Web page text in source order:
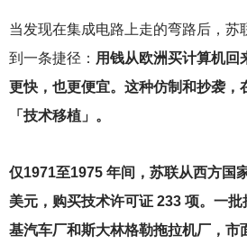
当发现在集成电路上走的弯路后，苏
到一条捷径： 用钱从欧洲买计算机回
更快，也更便宜。这种仿制和抄袭，
「技术移植」。
仅1971至1975 年间，苏联从西方国
美元，购买技术许可证 233 项。一
基汽车厂和斯大林格勒拖拉机厂，市